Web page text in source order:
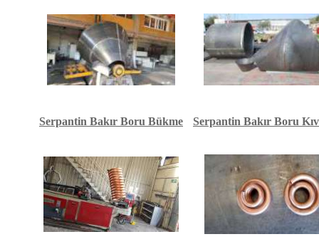
Serpantin Bakır Boru Bükme Serpantin Bakır Boru